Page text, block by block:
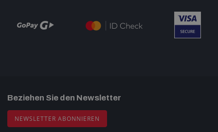
Beziehen Sie den Newsletter
NEWSLETTER ABONNIEREN